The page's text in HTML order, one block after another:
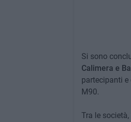
Si sono
Calimera e
partecipanti
M90.
Tra le